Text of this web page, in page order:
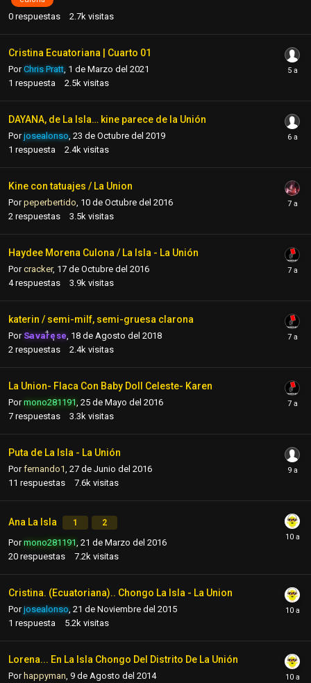
0 respuestas 2.7k visitas
Cristina Ecuatoriana | Cuarto 01
PorChris Pratt 1 de Marzo del 2021
1 respuesta 2.5k visitas
DAYANA, de La Isla… kine parece de la Unión
Porjosealonso 23 de Octubre del 2019
1 respuesta 2.4k visitas
Kine con tatuajes / La Union
Porpeperbertido 10 de Octubre del 2016
2 respuestas 3.5k visitas
Haydee Morena Culona / La Isla - La Unión
Porcracker, 17 de Octubre del 2016
4 respuestas 3.9k visitas
katerin / semi-milf, semi-gruesa clarona
Por Savarese 18 de Agosto del 2018
2 respuestas 2.4k visitas
La Union- Flaca Con Baby Doll Celeste- Karen
Pormono281191 25 de Mayo del 2016
7 respuestas 3.3k visitas
Puta de La Isla - La Unión
Porfernando1 27 de Junio del 2016
11 respuestas 7.6k visitas
Ana La Isla 1 2
Pormono281191 21 de Marzo del 2016
20 respuestas 7.2k visitas
Cristina. (Ecuatoriana).. Chongo La Isla - La Union
Porjosealonso 21 de Noviembre del 2015
1 respuesta 5.2k visitas
Lorena... En La Isla Chongo Del Distrito De La Unión
Por happyman 9 de Agosto del 2014